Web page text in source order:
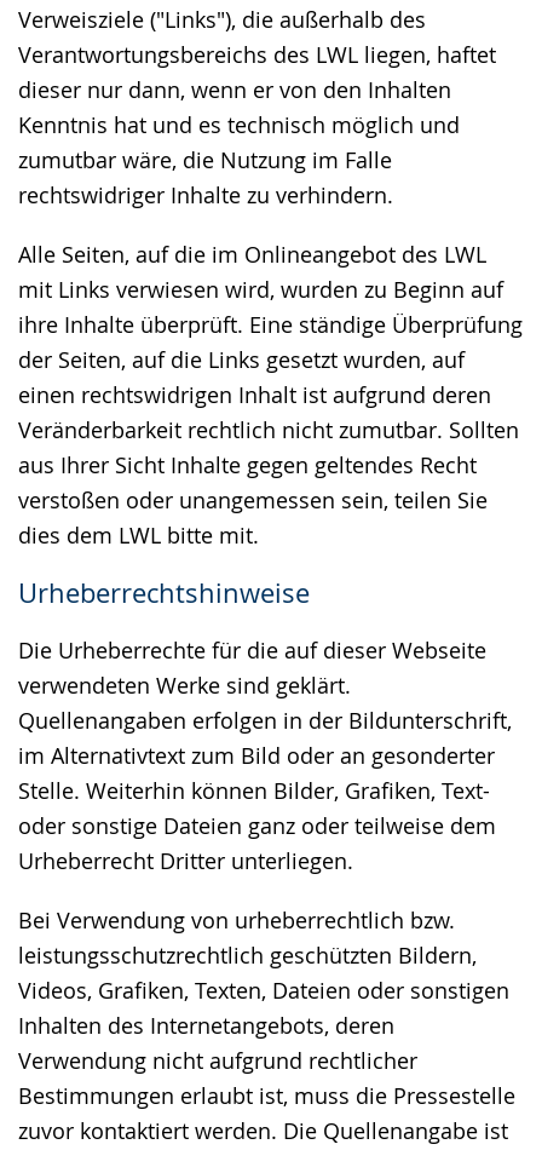
Verweisziele ("Links"), die außerhalb des
Verantwortungsbereichs des LWL liegen, haftet
dieser nur dann, wenn er von den Inhalten
Kenntnis hat und es technisch möglich und
zumutbar wäre, die Nutzung im Falle
rechtswidriger Inhalte zu verhindern.
Alle Seiten, auf die im Onlineangebot des LWL
mit Links verwiesen wird, wurden zu Beginn auf
ihre Inhalte überprüft. Eine ständige Überprüfung
der Seiten, auf die Links gesetzt wurden, auf
einen rechtswidrigen Inhalt ist aufgrund deren
Veränderbarkeit rechtlich nicht zumutbar. Sollten
aus Ihrer Sicht Inhalte gegen geltendes Recht
verstoßen oder unangemessen sein, teilen Sie
dies dem LWL bitte mit.
Urheberrechtshinweise
Die Urheberrechte für die auf dieser Webseite
verwendeten Werke sind geklärt.
Quellenangaben erfolgen in der Bildunterschrift,
im Alternativtext zum Bild oder an gesonderter
Stelle. Weiterhin können Bilder, Grafiken, Text-
oder sonstige Dateien ganz oder teilweise dem
Urheberrecht Dritter unterliegen.
Bei Verwendung von urheberrechtlich bzw.
leistungsschutzrechtlich geschützten Bildern,
Videos, Grafiken, Texten, Dateien oder sonstigen
Inhalten des Internetangebots, deren
Verwendung nicht aufgrund rechtlicher
Bestimmungen erlaubt ist, muss die Pressestelle
zuvor kontaktiert werden. Die Quellenangabe ist